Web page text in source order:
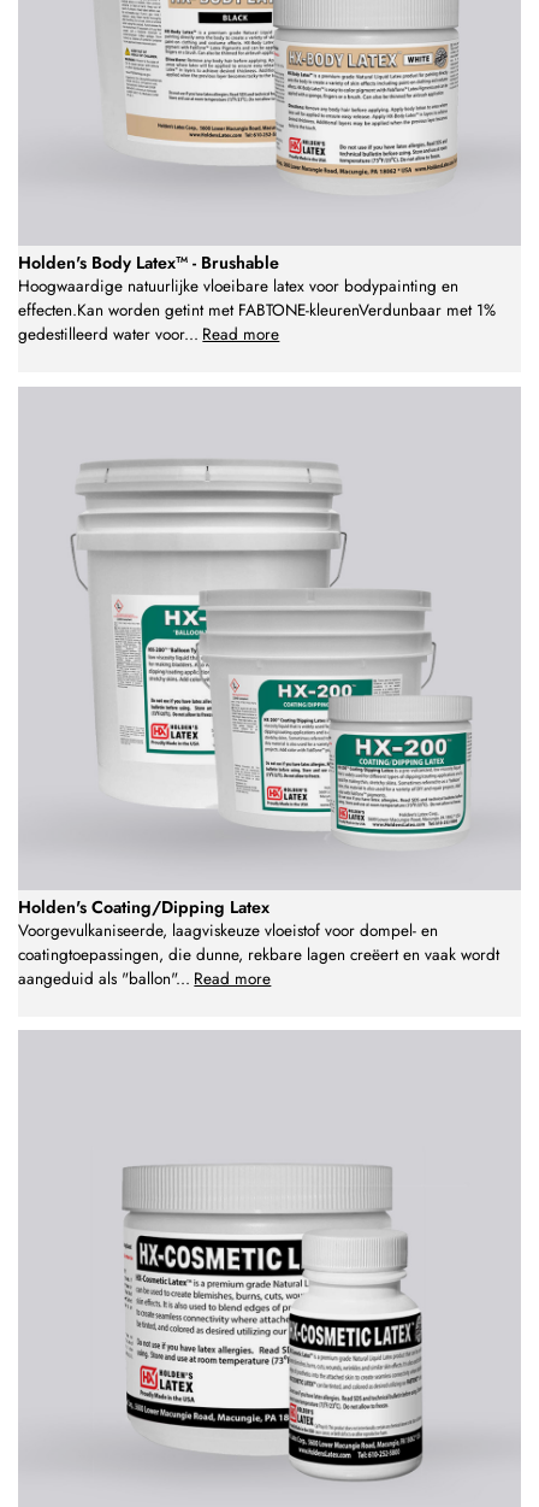
Holden's Body Latex™ - Brushable
Hoogwaardige natuurlijke vloeibare latex voor bodypainting en
effecten.Kan worden getint met FABTONE-kleurenVerdunbaar met 1%
gedestilleerd water voor... Read more
Holden's Coating/Dipping Latex
Voorgevulkaniseerde, laagviskeuze vloeistof voor dompel- en
coatingtoepassingen, die dunne, rekbare lagen creëert en vaak wordt
aangeduid als "ballon"... Read more